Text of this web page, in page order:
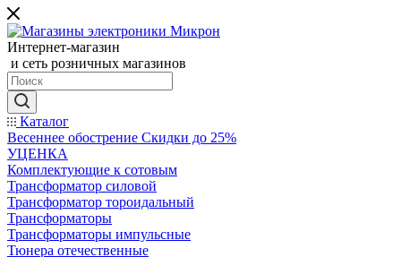
Интернет-магазин
и сеть розничных магазинов
Каталог
Весеннее обострение Скидки до 25%
УЦЕНКА
Комплектующие к сотовым
Трансформатор силовой
Трансформатор тороидальный
Трансформаторы
Трансформаторы импульсные
Тюнера отечественные